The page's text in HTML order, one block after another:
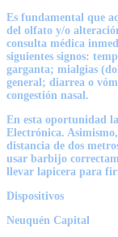
Es fundamental que
del olfato y/o
consulta médica
siguientes signos:
garganta; mialgias
general; diarrea o
congestión nasal.
En esta oportunidad
Electrónica.
distancia de dos
usar barbijo
llevar lapicera para
Dispositivos
Neuquén Capital